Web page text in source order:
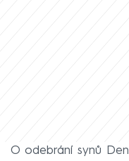
O odebrání synů